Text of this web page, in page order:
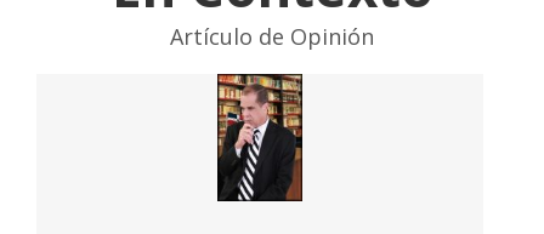
Artículo de Opinión